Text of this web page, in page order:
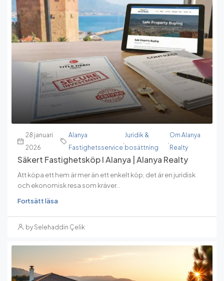
28 januari
2026
Alanya
Fastighetsservice
,
Juridik &
bosättning
,
Om Alanya
Realty
Säkert Fastighetsköp I Alanya | Alanya Realty
Att köpa ett hem är mer än ett enkelt köp; det är en juridisk
och ekonomisk resa som kräver...
Fortsätt läsa
by Selehaddin Çelik